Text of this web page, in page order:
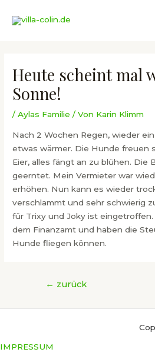
Inhalt
Heute scheint mal
Sonne!
/Aylas Familie / Von Karin Klimm
Nach 2 Wochen Regen, wieder
etwas wärmer. Die Hunde freuen
Eier, alles fängt an zu blühen. Die
geerntet. Mein Vermieter war
erhöhen. Nun kann es wieder
verschlammt und sehr schwierig
für Trixy und Joky ist
dem Finanzamt und haben die
Hunde fliegen können.
Beitragsnavigation
← zurück
IMPRESSUM